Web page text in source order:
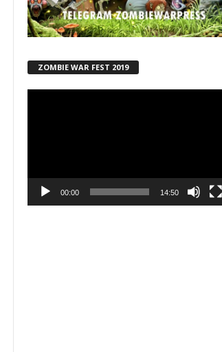
ZOMBIE WAR FEST 2019
00:00 14:50